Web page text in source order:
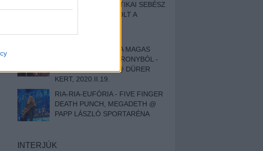
EGY HALLÁSPLASZTIKAI SEBÉSZ
NAPLÓJA - ILYEN VOLT A
DOKUMENTUMFILM
MÉLY FÉRFIBÁNAT A MAGAS
ELEFÁNTCSONTTORONYBÓL -
LEPROUS, KLONE @ DÜRER
KERT, 2020.II.19.
RIA-RIA-EUFÓRIA - FIVE FINGER
DEATH PUNCH, MEGADETH @
PAPP LÁSZLÓ SPORTARÉNA
INTERJÚK